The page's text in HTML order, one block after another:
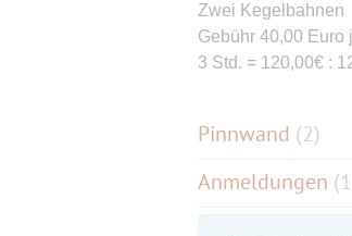
Zwei Kegelbahnen
Gebühr 40,00 Euro
3 Std. = 120,00€ :
Pinnwand (2)
Anmeldungen